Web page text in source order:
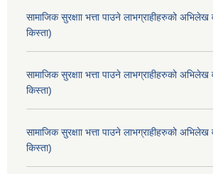
सामाजिक सुरक्षाा भत्ता पाउने लाभग्राहीहरुको
किस्ता)
सामाजिक सुरक्षाा भत्ता पाउने लाभग्राहीहरुको
किस्ता)
सामाजिक सुरक्षाा भत्ता पाउने लाभग्राहीहरुको
किस्ता)